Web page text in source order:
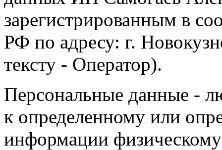
зарегистрированным в
РФ по адресу: г.
тексту - Оператор).
Персональные данные -
к определенному или
информации